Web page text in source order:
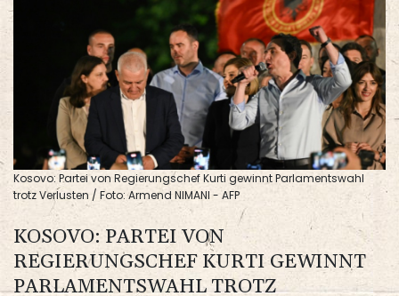
Kosovo: Partei von Regierungschef Kurti gewinnt Parlamentswahl
trotz Verlusten / Foto: Armend NIMANI - AFP
KOSOVO: PARTEI VON
REGIERUNGSCHEF KURTI GEWINNT
PARLAMENTSWAHL TROTZ